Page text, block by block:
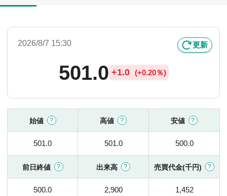
2026/8/7 15:30 更新
501.0 +1.0 (+0.20％)
始値 高値 安値
501.0 501.0 500.0
前日終値 出来高 売買代金(千円)
500.0 2,900 1,452